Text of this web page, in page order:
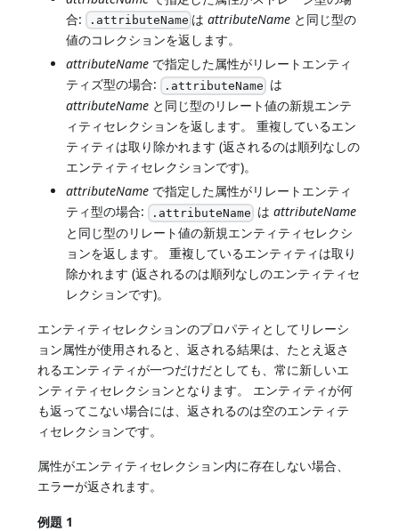
合: .attributeName は attributeNameと同じ型の
値のコレクションを返します。
attributeName で指定した属性がリレートエンティ
ティズ型の場合: .attributeName は
attributeName と同じ型のリレート値の新規エンテ
ィティセレクションを返します。 重複しているエン
ティティは取り除かれます (返されるのは順列なしの
エンティティセレクションです)。
attributeName で指定した属性がリレートエンティ
ティ型の場合: .attributeName は attributeName
と同じ型のリレート値の新規エンティティセレクシ
ョンを返します。 重複しているエンティティは取り
除かれます (返されるのは順列なしのエンティティセ
レクションです)。
エンティティセレクションのプロパティとしてリレーシ
ョン属性が使用されると、返される結果は、たとえ返さ
れるエンティティが一つだけだとしても、常に新しいエ
ンティティセレクションとなります。 エンティティが何
も返ってこない場合には、返されるのは空のエンティテ
ィセレクションです。
属性がエンティティセレクション内に存在しない場合、
エラーが返されます。
例題 1